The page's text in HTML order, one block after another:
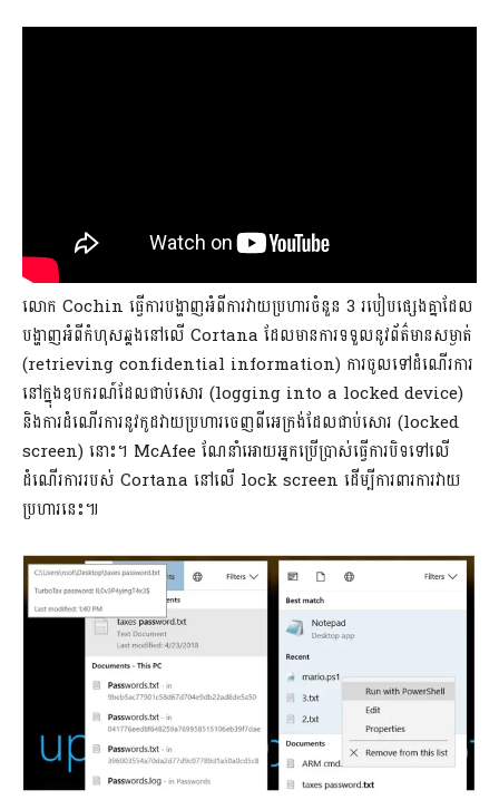
លោក Cochin ធ្វើការបង្ហាញអំពីការវាយប្រហារចំនួន 3 របៀបផ្សេងគ្នាដែល
បង្ហាញអំពីកំហុសឆ្គងនៅលើ Cortana ដែលមានការទទួលនូវព័ត៌មានសម្ងាត់
(retrieving confidential information) ការចូលទៅដំណើរការ
នៅក្នុងឧបករណ៍ដែលជាប់សោរ (logging into a locked device)
និងការដំណើរការនូវកូដវាយប្រហារចេញពីអេក្រង់ដែលជាប់សោរ (locked
screen) នោះ។ McAfee ណែនាំអោយអ្នកប្រើប្រាស់ធ្វើការបិទទៅលើ
ដំណើរការរបស់ Cortana នៅលើ lock screen ដើម្បីការពារការវាយ
ប្រហារនេះ៕